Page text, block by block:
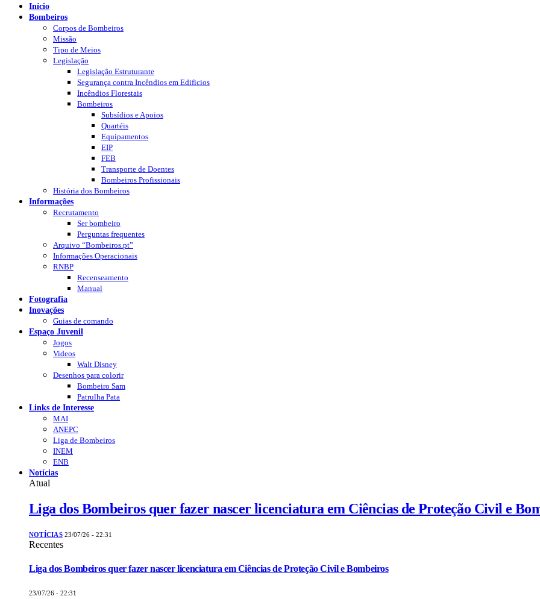
Início
Bombeiros
Corpos de Bombeiros
Missão
Tipo de Meios
Legislação
Legislação Estruturante
Segurança contra Incêndios em Edificios
Incêndios Florestais
Bombeiros
Subsídios e Apoios
Quartéis
Equipamentos
EIP
FEB
Transporte de Doentes
Bombeiros Profissionais
História dos Bombeiros
Informações
Recrutamento
Ser bombeiro
Perguntas frequentes
Arquivo “Bombeiros.pt”
Informações Operacionais
RNBP
Recenseamento
Manual
Fotografia
Inovações
Guias de comando
Espaço Juvenil
Jogos
Videos
Walt Disney
Desenhos para colorir
Bombeiro Sam
Patrulha Pata
Links de Interesse
MAI
ANEPC
Liga de Bombeiros
INEM
ENB
Notícias
Atual
Liga dos Bombeiros quer fazer nascer licenciatura em Ciências de Proteção Civil e
NOTÍCIAS 23/07/26 - 22:31
Recentes
Liga dos Bombeiros quer fazer nascer licenciatura em Ciências de Proteção Civil e Bombeiros
23/07/26 - 22:31